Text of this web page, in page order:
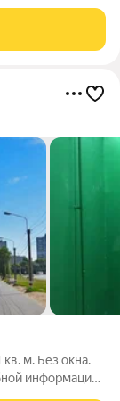
м. Без окна.
информацией